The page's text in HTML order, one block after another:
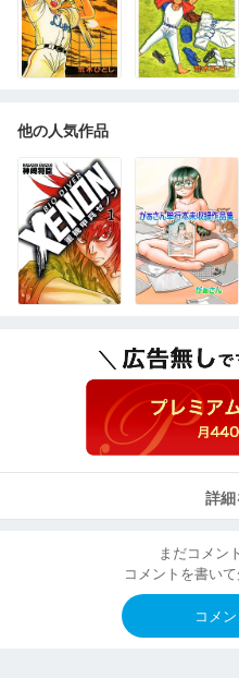
他の人気作品
詳
まだコメン
コメントを書い
コメ